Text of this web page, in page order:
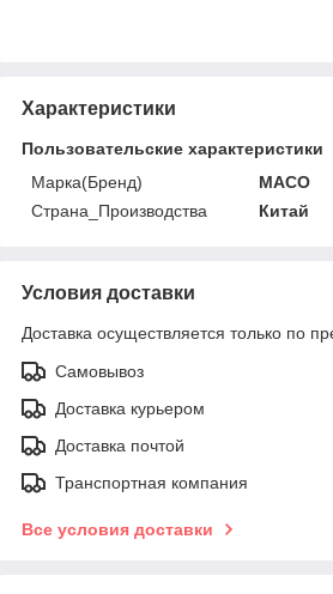
Характеристики
Пользовательские характеристики
Марка(Бренд)
MACO
Страна_Производства
Китай
Условия доставки
Доставка осуществляется только по
Самовывоз
Доставка курьером
Доставка почтой
Транспортная компания
Все условия доставки